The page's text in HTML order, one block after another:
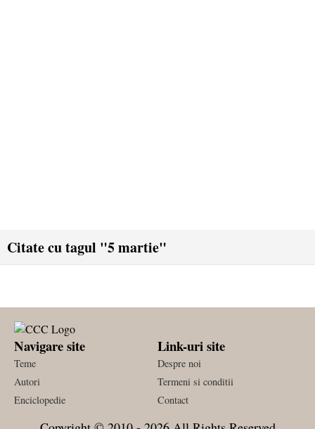
Citate cu tagul "5 martie"
Navigare site
Teme
Autori
Enciclopedie
Link-uri site
Despre noi
Termeni si conditii
Contact